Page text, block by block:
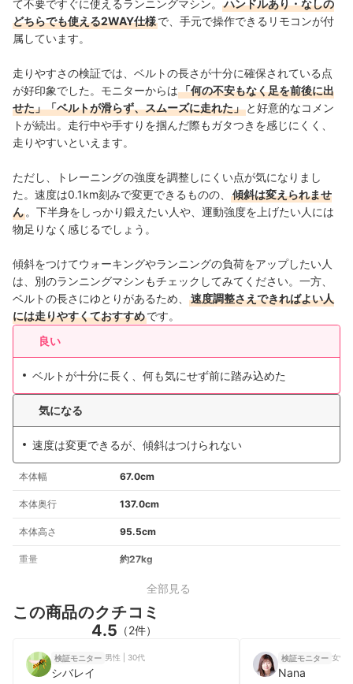
て不要ですぐに使えるランニングマシン。
ハンドルあり・なしの
どちらでも使える2WAY仕様で、手元で操作できるリモコンが付
属しています。
走りやすさの検証では、ベルトの長さが十分に確保されている点
が好印象でした。モニターからは「何の不安もなく足を前後に出
せた」「ベルトが滑らず、スムーズに走れた」 と好意的なコメン
トが続出。走行中や手すりを掴んだ際もガタつきを感じにくく、
走りやすいといえます。
ただし、トレーニングの強度を調整しにくい点が気になりまし
た。速度は0.1km刻みで変更できるものの、
傾斜は変えられませ
ん 。下半身をしっかり鍛えたい人や、運動強度を上げたい人には
物足りなく感じるでしょう。
傾斜をつけてウォーキングやランニングの負荷をアップしたい人
は、別のランニングマシンもチェックしてみてください。一方、
ベルトの長さにゆとりがあるため、
速度調整さえできればよい人
には走りやすくておすすめです。
良い
ベルトが十分に長く、何も気にせず前に踏み込めた
気になる
速度は変更できるが、傾斜はつけられない
本体幅 67.0cm
本体奥行 137.0cm
本体高さ 95.5cm
重量 約27kg
全部見る
この商品のクチコミ
4.5 （2件）
検証モニター 男性 | 30代
シバレイ
検証モニター 女性
Nana